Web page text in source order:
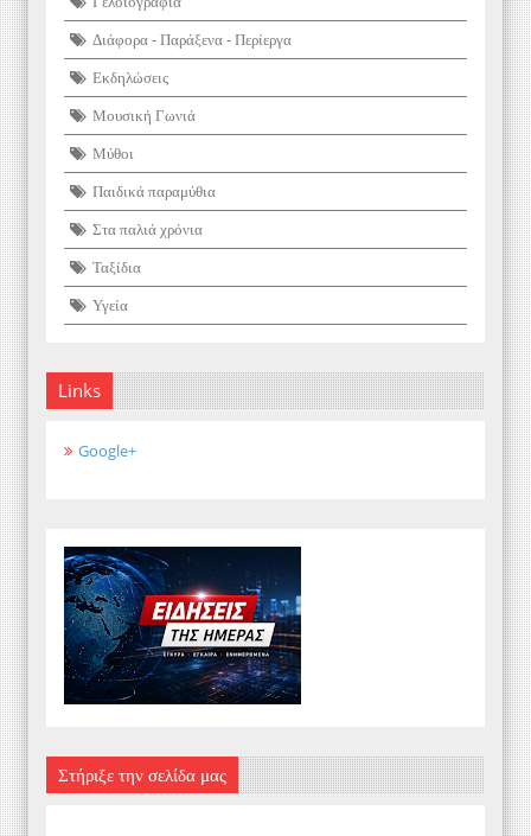
Διάφορα - Παράξενα - Περίεργα
Εκδηλώσεις
Μουσική Γωνιά
Μύθοι
Παιδικά παραμύθια
Στα παλιά χρόνια
Ταξίδια
Υγεία
Links
Google+
Στήριξε την σελίδα μας